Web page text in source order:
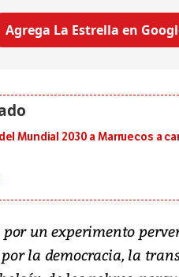
Agrega La Estrella en
Mundial 2030 a Marruecos a
un experimento
la democracia, la